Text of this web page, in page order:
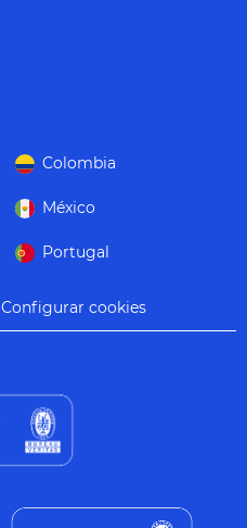
Colombia
México
Portugal
Configurar cookies